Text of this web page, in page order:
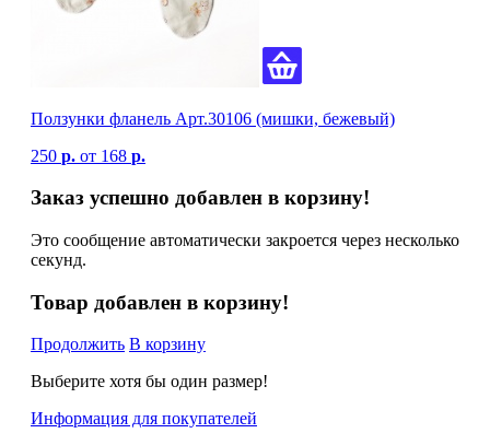
Ползунки фланель Арт.30106 (мишки, бежевый)
250 р. от 168 р.
Заказ успешно добавлен в корзину!
Это сообщение автоматически закроется через несколько
секунд.
Товар добавлен в корзину!
Продолжить В корзину
Выберите хотя бы один размер!
Информация для покупателей